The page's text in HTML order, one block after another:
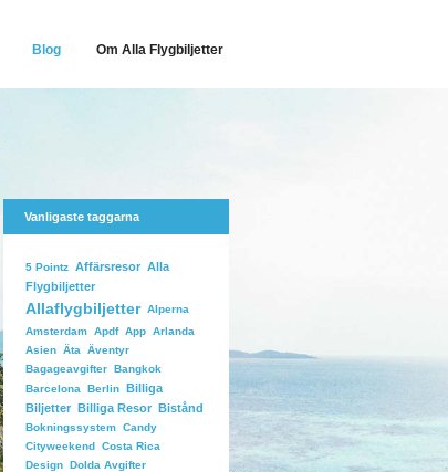
Blog Om Alla Flygbiljetter
Vanligaste taggarna
5 Pointz Affärsresor Alla
Flygbiljetter
Allaflygbiljetter Alperna
Amsterdam Apdf App Arlanda
Asien Äta
Äventyr
Bagageavgifter Bangkok
Barcelona
Berlin Billiga
Biljetter Billiga Resor Bistånd
Bokningssystem Candy
Cityweekend Costa Rica
Design Dolda Avgifter